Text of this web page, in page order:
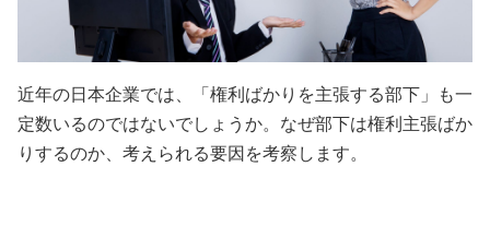
近年の日本企業では、「権利ばかりを主張する部下」も一
定数いるのではないでしょうか。なぜ部下は権利主張ばか
りするのか、考えられる要因を考察します。